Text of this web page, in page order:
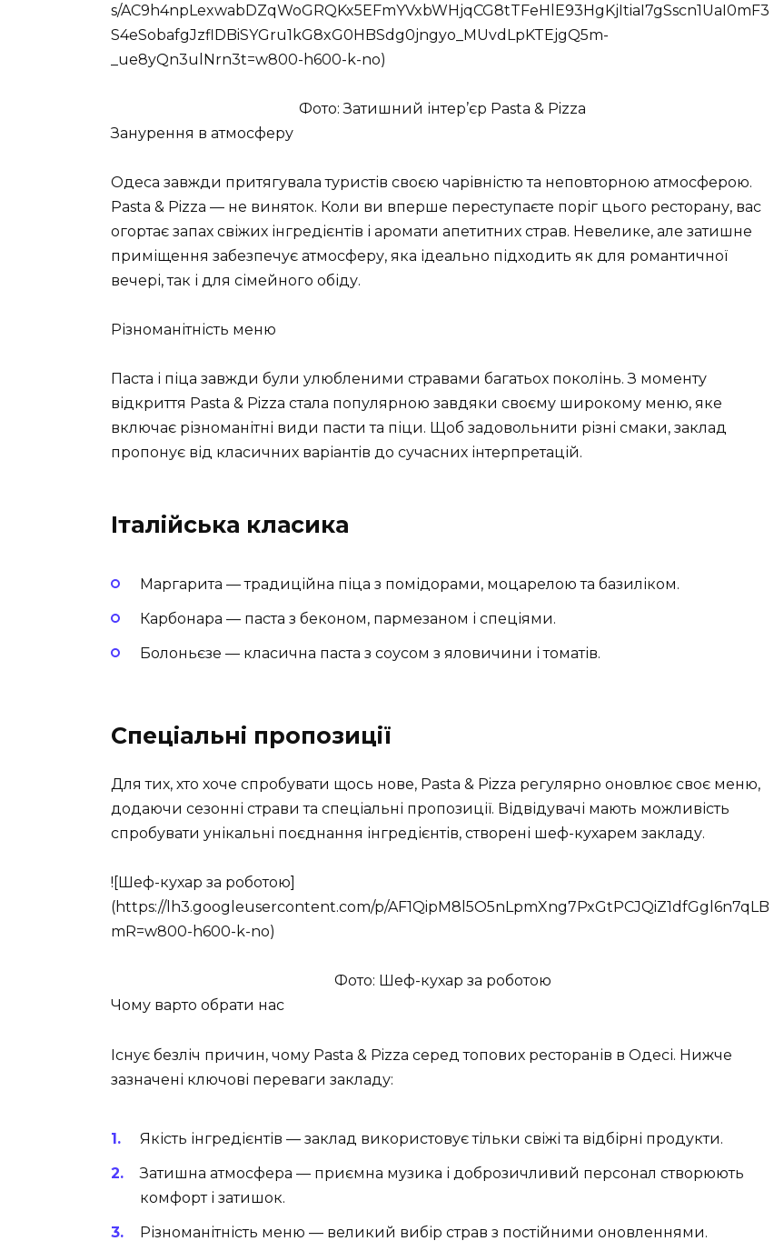
s/AC9h4npLexwabDZqWoGRQKx5EFmYVxbWHjqCG8tTFeHlE93HgKjItiaI7gSscn1UaI0mF3
S4eSobafgJzflDBiSYGru1kG8xG0HBSdg0jngyo_MUvdLpKTEjgQ5m-
_ue8yQn3ulNrn3t=w800-h600-k-no)
Фото: Затишний інтер’єр Pasta & Pizza
Занурення в атмосферу
Одеса завжди притягувала туристів своєю чарівністю та неповторною атмосферою.
Pasta & Pizza — не виняток. Коли ви вперше переступаєте поріг цього ресторану, вас
огортає запах свіжих інгредієнтів і аромати апетитних страв. Невелике, але затишне
приміщення забезпечує атмосферу, яка ідеально підходить як для романтичної
вечері, так і для сімейного обіду.
Різноманітність меню
Паста і піца завжди були улюбленими стравами багатьох поколінь. З моменту
відкриття Pasta & Pizza стала популярною завдяки своєму широкому меню, яке
включає різноманітні види пасти та піци. Щоб задовольнити різні смаки, заклад
пропонує від класичних варіантів до сучасних інтерпретацій.
Італійська класика
Маргарита — традиційна піца з помідорами, моцарелою та базиліком.
Карбонара — паста з беконом, пармезаном і спеціями.
Болоньєзе — класична паста з соусом з яловичини і томатів.
Спеціальні пропозиції
Для тих, хто хоче спробувати щось нове, Pasta & Pizza регулярно оновлює своє меню,
додаючи сезонні страви та спеціальні пропозиції. Відвідувачі мають можливість
спробувати унікальні поєднання інгредієнтів, створені шеф-кухарем закладу.
![Шеф-кухар за роботою]
(https://lh3.googleusercontent.com/p/AF1QipM8l5O5nLpmXng7PxGtPCJQiZ1dfGgl6n7qLB
mR=w800-h600-k-no)
Фото: Шеф-кухар за роботою
Чому варто обрати нас
Існує безліч причин, чому Pasta & Pizza серед топових ресторанів в Одесі. Нижче
зазначені ключові переваги закладу:
Якість інгредієнтів — заклад використовує тільки свіжі та відбірні продукти.
Затишна атмосфера — приємна музика і доброзичливий персонал створюють
комфорт і затишок.
Різноманітність меню — великий вибір страв з постійними оновленнями.